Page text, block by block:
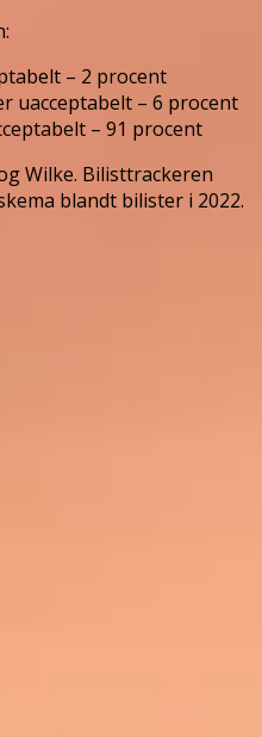
– 2 procent
uacceptabelt – 6 procent
– 91 procent
Wilke. Bilisttrackeren
blandt bilister i 2022.